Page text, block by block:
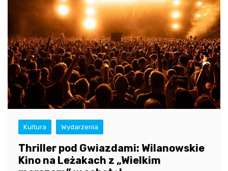
Kultura Wydarzenia
Thriller pod Gwiazdami: Wilanowskie
Kino na Leżakach z „Wielkim